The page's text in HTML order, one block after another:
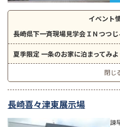
イベント
夏季限定 一条のお家に泊まってみよ
閉じ
長崎喜々津東展示場
諫